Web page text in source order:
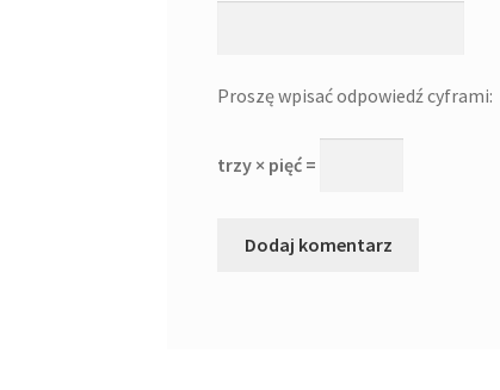
Proszę wpisać odpowiedź cyframi:
trzy × pięć =